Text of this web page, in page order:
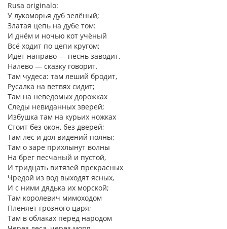
Rusa originalo:
У лукоморья дуб зелёный;
Златая цепь на дубе том:
И днём и ночью кот учёный
Всё ходит по цепи кругом;
Идёт направо — песнь заводит,
Налево — сказку говорит.
Там чудеса: там леший бродит,
Русалка на ветвях сидит;
Там на неведомых дорожках
Следы невиданных зверей;
Избушка там на курьих ножках
Стоит без окон, без дверей;
Там лес и дол видений полны;
Там о заре прихлынут волны
На брег песчаный и пустой,
И тридцать витязей прекрасных
Чредой из вод выходят ясных,
И с ними дядька их морской;
Там королевич мимоходом
Пленяет грозного царя;
Там в облаках перед народом